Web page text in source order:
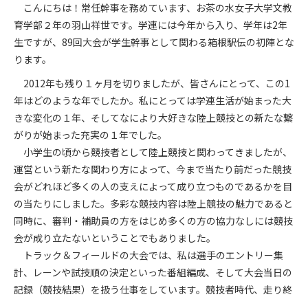
こんにちは！常任幹事を務めています、お茶の水女子大学文教
育学部２年の羽山祥世です。学連には今年から入り、学年は2年
生ですが、89回大会が学生幹事として関わる箱根駅伝の初陣とな
ります。
2012年も残り１ヶ月を切りましたが、皆さんにとって、この1
年はどのような年でしたか。私にとっては学連生活が始まった大
きな変化の１年、そしてなにより大好きな陸上競技との新たな繋
がりが始まった充実の１年でした。
小学生の頃から競技者として陸上競技と関わってきましたが、
運営という新たな関わり方によって、今まで当たり前だった競技
会がどれほど多くの人の支えによって成り立つものであるかを目
の当たりにしました。多彩な競技内容は陸上競技の魅力であると
同時に、審判・補助員の方をはじめ多くの方の協力なしには競技
会が成り立たないということでもありました。
トラック＆フィールドの大会では、私は選手のエントリー集
計、レーンや試技順の決定といった番組編成、そして大会当日の
記録（競技結果）を扱う仕事をしています。競技者時代、走り終